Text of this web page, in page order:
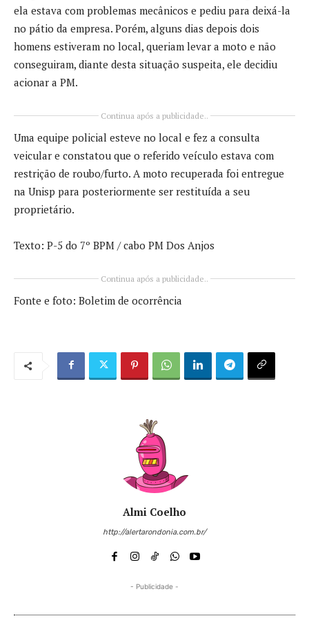
ela estava com problemas mecânicos e pediu para deixá-la
no pátio da empresa. Porém, alguns dias depois dois
homens estiveram no local, queriam levar a moto e não
conseguiram, diante desta situação suspeita, ele decidiu
acionar a PM.
Continua após a publicidade..
Uma equipe policial esteve no local e fez a consulta
veicular e constatou que o referido veículo estava com
restrição de roubo/furto. A moto recuperada foi entregue
na Unisp para posteriormente ser restituída a seu
proprietário.
Texto: P-5 do 7º BPM / cabo PM Dos Anjos
Continua após a publicidade..
Fonte e foto: Boletim de ocorrência
Almi Coelho
http://alertarondonia.com.br/
- Publicidade -